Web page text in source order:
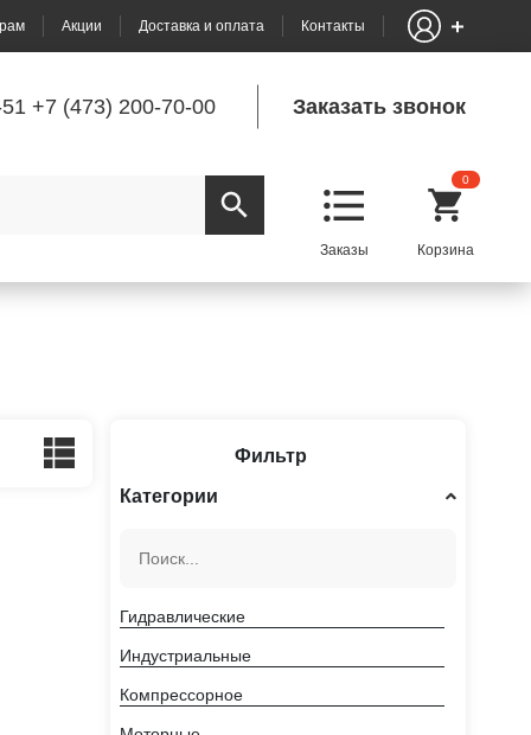
Акции Доставка и оплата Контакты
+7 (473) 200-70-00 Заказать звонок
0
Фильтр
Категории
Гидравлические
Индустриальные
Компрессорное